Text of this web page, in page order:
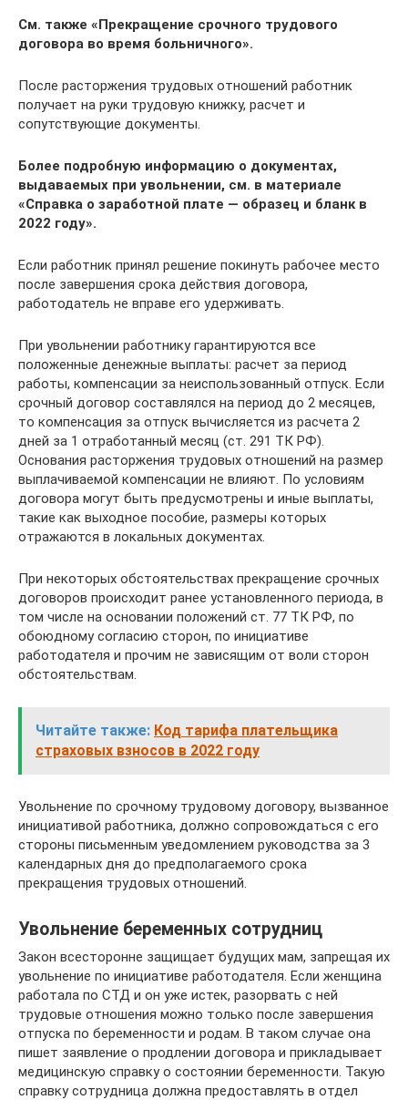
См. также «Прекращение срочного трудового
договора во время больничного».
После расторжения трудовых отношений работник
получает на руки трудовую книжку, расчет и
сопутствующие документы.
Более подробную информацию о документах,
выдаваемых при увольнении, см. в материале
«Справка о заработной плате ― образец и бланк в
2022 году».
Если работник принял решение покинуть рабочее место
после завершения срока действия договора,
работодатель не вправе его удерживать.
При увольнении работнику гарантируются все
положенные денежные выплаты: расчет за период
работы, компенсации за неиспользованный отпуск. Если
срочный договор составлялся на период до 2 месяцев,
то компенсация за отпуск вычисляется из расчета 2
дней за 1 отработанный месяц (ст. 291 ТК РФ).
Основания расторжения трудовых отношений на размер
выплачиваемой компенсации не влияют. По условиям
договора могут быть предусмотрены и иные выплаты,
такие как выходное пособие, размеры которых
отражаются в локальных документах.
При некоторых обстоятельствах прекращение срочных
договоров происходит ранее установленного периода, в
том числе на основании положений ст. 77 ТК РФ, по
обоюдному согласию сторон, по инициативе
работодателя и прочим не зависящим от воли сторон
обстоятельствам.
Читайте также: Код тарифа плательщика
страховых взносов в 2022 году
Увольнение по срочному трудовому договору, вызванное
инициативой работника, должно сопровождаться с его
стороны письменным уведомлением руководства за 3
календарных дня до предполагаемого срока
прекращения трудовых отношений.
Увольнение беременных сотрудниц
Закон всесторонне защищает будущих мам, запрещая их
увольнение по инициативе работодателя. Если женщина
работала по СТД и он уже истек, разорвать с ней
трудовые отношения можно только после завершения
отпуска по беременности и родам. В таком случае она
пишет заявление о продлении договора и прикладывает
медицинскую справку о состоянии беременности. Такую
справку сотрудница должна предоставлять в отдел